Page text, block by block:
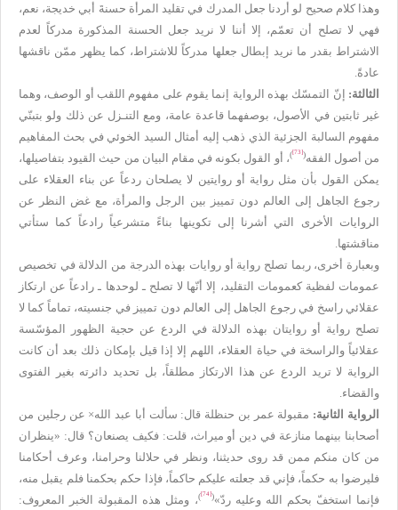
وهذا كلام صحيح لو أردنا جعل المدرك في تقليد المرأة حسنةَ أبي خديجة، نعم،
فهي لا تصلح أن تعمّم، إلا أننا لا نريد جعل الحسنة المذكورة مدركاً لعدم
الاشتراط بقدر ما نريد إبطال جعلها مدركاً للاشتراط، كما يظهر ممّن ناقشها
عادةً.
الثالثة: إنّ التمسّك بهذه الرواية إنما يقوم على مفهوم اللقب أو الوصف، وهما
غير ثابتين في الأصول، بوصفهما قاعدة عامة، ومع التنـزل عن ذلك ولو بتبنّي
مفهوم السالبة الجزئية الذي ذهب إليه أمثال السيد الخوئي في بحث المفاهيم
من أصول الفقه(
[73]
)، أو القول بكونه في مقام البيان من حيث القيود بتفاصيلها،
يمكن القول بأن مثل رواية أو روايتين لا يصلحان ردعاً عن بناء العقلاء على
رجوع الجاهل إلى العالم دون تمييز بين الرجل والمرأة، مع غض النظر عن
الروايات الأخرى التي أشرنا إلى تكوينها بناءً متشرعياً رادعاً كما ستأتي
مناقشتها.
وبعبارة أخرى، ربما تصلح رواية أو روايات بهذه الدرجة من الدلالة في تخصيص
عمومات لفظية كعمومات التقليد، إلا أنّها لا تصلح ـ لوحدها ـ رادعاً عن ارتكاز
عقلائي راسخ في رجوع الجاهل إلى العالم دون تمييز في جنسيته، تماماً كما لا
تصلح رواية أو روايتان بهذه الدلالة في الردع عن حجية الظهور المؤسّسة
عقلائياً والراسخة في حياة العقلاء، اللهم إلا إذا قيل بإمكان ذلك بعد أن كانت
الرواية لا تريد الردع عن هذا الارتكاز مطلقاً، بل تحديد دائرته بغير الفتوى
والقضاء.
الرواية الثانية: مقبولة عمر بن حنظلة قال: سألت أبا عبد الله× عن رجلين من
أصحابنا بينهما منازعة في دين أو ميراث، قلت: فكيف يصنعان؟ قال: «ينظران
من كان منكم ممن قد روى حديثنا، ونظر في حلالنا وحرامنا، وعرف أحكامنا
فليرضوا به حكماً، فإني قد جعلته عليكم حاكماً، فإذا حكم بحكمنا فلم يقبل منه،
فإنما استخفّ بحكم الله وعليه ردّ»(
[74]
)، ومثل هذه المقبولة الخبر المعروف: